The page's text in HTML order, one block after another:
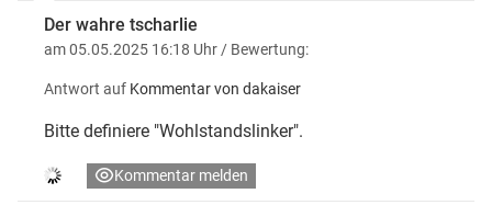
Der wahre tscharlie
am 05.05.2025 16:18 Uhr / Bewertung:
Antwort auf Kommentar von dakaiser
Bitte definiere "Wohlstandslinker".
Kommentar melden